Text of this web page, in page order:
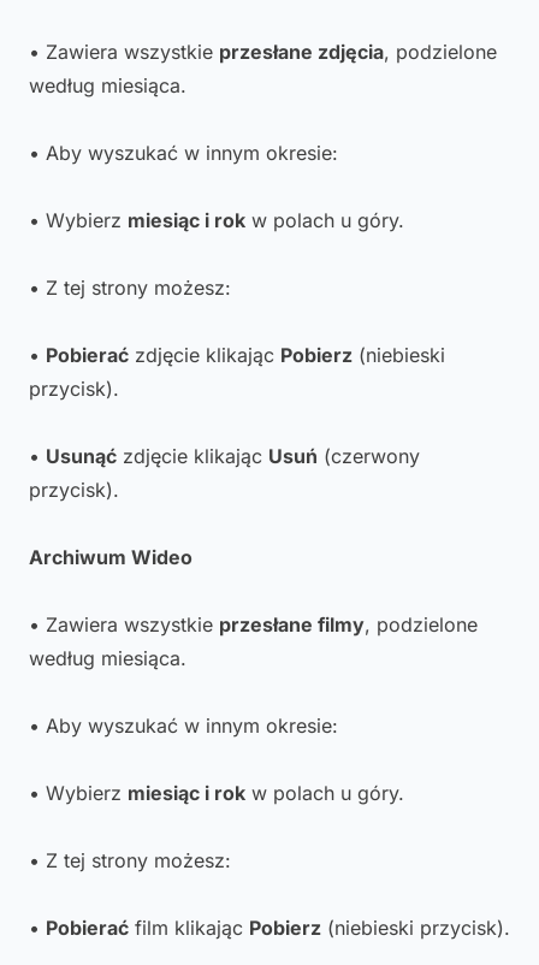
• Zawiera wszystkie przesłane zdjęcia, podzielone
według miesiąca.
• Aby wyszukać w innym okresie:
• Wybierz miesiąc i rok w polach u góry.
• Z tej strony możesz:
• Pobierać zdjęcie klikając Pobierz (niebieski
przycisk).
• Usunąć zdjęcie klikając Usuń (czerwony
przycisk).
Archiwum Wideo
• Zawiera wszystkie przesłane filmy, podzielone
według miesiąca.
• Aby wyszukać w innym okresie:
• Wybierz miesiąc i rok w polach u góry.
• Z tej strony możesz:
• Pobierać film klikając Pobierz (niebieski przycisk).